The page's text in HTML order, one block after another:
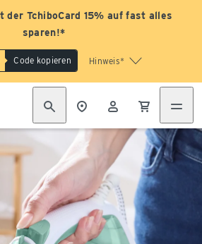
der TchiboCard 15% auf fast alles
sparen!*
Code kopieren Hinweis*